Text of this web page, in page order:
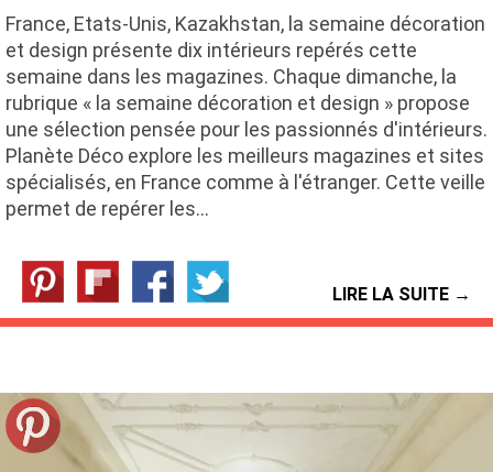
France, Etats-Unis, Kazakhstan, la semaine décoration
et design présente dix intérieurs repérés cette
semaine dans les magazines. Chaque dimanche, la
rubrique « la semaine décoration et design » propose
une sélection pensée pour les passionnés d'intérieurs.
Planète Déco explore les meilleurs magazines et sites
spécialisés, en France comme à l'étranger. Cette veille
permet de repérer les…
LIRE LA SUITE →